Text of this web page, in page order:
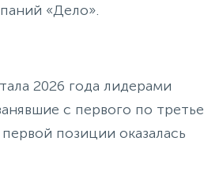
«Дело».
2026 года лидерами
с первого по третье
позиции оказалась